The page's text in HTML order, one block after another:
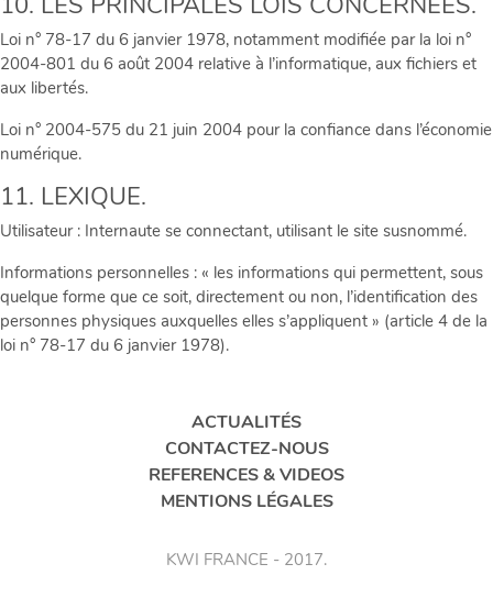
Loi n° 78-17 du 6 janvier 1978, notamment modifiée par la loi n°
2004-801 du 6 août 2004 relative à l’informatique, aux fichiers et
aux libertés.
Loi n° 2004-575 du 21 juin 2004 pour la confiance dans l’économie
numérique.
11. LEXIQUE.
Utilisateur : Internaute se connectant, utilisant le site susnommé.
Informations personnelles : « les informations qui permettent, sous
quelque forme que ce soit, directement ou non, l’identification des
personnes physiques auxquelles elles s’appliquent » (article 4 de la
loi n° 78-17 du 6 janvier 1978).
ACTUALITÉS
CONTACTEZ-NOUS
REFERENCES & VIDEOS
MENTIONS LÉGALES
KWI FRANCE - 2017.